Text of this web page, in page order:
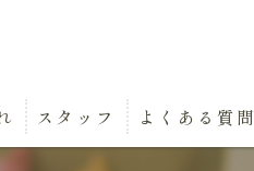
スタッフ よくある質問